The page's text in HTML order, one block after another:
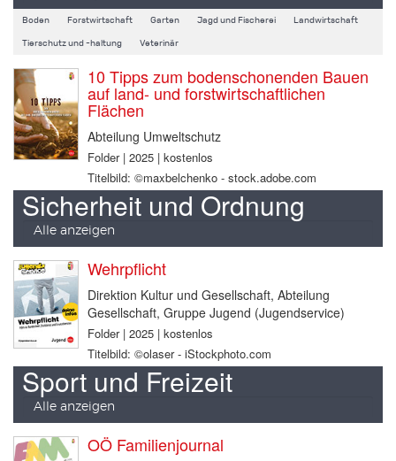
Boden Forstwirtschaft Garten Jagd und Fischerei Landwirtschaft
Tierschutz und -haltung Veterinär
10 Tipps zum bodenschonenden Bauen
auf land- und forstwirtschaftlichen
Flächen
Abteilung Umweltschutz
Folder | 2025 | kostenlos
Titelbild: ©maxbelchenko - stock.adobe.com
Sicherheit und Ordnung
Alle anzeigen
Wehrpflicht
Direktion Kultur und Gesellschaft, Abteilung
Gesellschaft, Gruppe Jugend (Jugendservice)
Folder | 2025 | kostenlos
Titelbild: ©olaser - iStockphoto.com
Sport und Freizeit
Alle anzeigen
OÖ Familienjournal